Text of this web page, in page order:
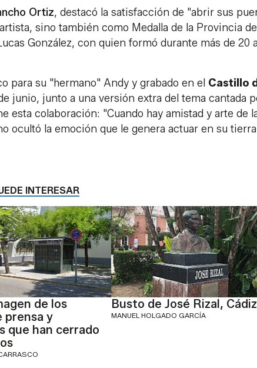
Ortiz, destacó la satisfacción de "abrir sus
sino también como Medalla de la Provincia de
González, con quien formó durante más de 20
para su "hermano" Andy y grabado en el Castillo
junio, junto a una versión extra del tema cantada
esta colaboración: "Cuando hay amistad y arte de
ocultó la emoción que le genera actuar en su
INTERESAR
de los
prensa y
que han cerrado
Busto de José Rizal, Cádiz
MANUEL HOLGADO GARCÍA